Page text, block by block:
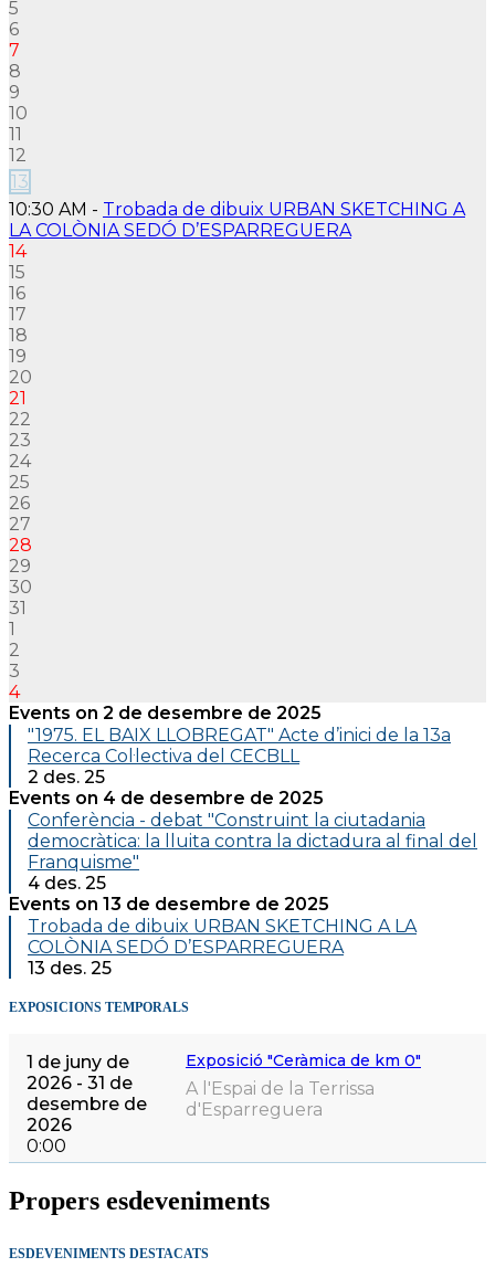
5
6
7
8
9
10
11
12
13
10:30 AM - Trobada de dibuix URBAN SKETCHING A
LA COLÒNIA SEDÓ D’ESPARREGUERA
14
15
16
17
18
19
20
21
22
23
24
25
26
27
28
29
30
31
1
2
3
4
Events on 2 de desembre de 2025
"1975. EL BAIX LLOBREGAT" Acte d’inici de la 13a
Recerca Col·lectiva del CECBLL
2 des. 25
Events on 4 de desembre de 2025
Conferència - debat "Construint la ciutadania
democràtica: la lluita contra la dictadura al final del
Franquisme"
4 des. 25
Events on 13 de desembre de 2025
Trobada de dibuix URBAN SKETCHING A LA
COLÒNIA SEDÓ D’ESPARREGUERA
13 des. 25
EXPOSICIONS TEMPORALS
Exposició "Ceràmica de km 0"
1 de juny de
2026 - 31 de
desembre de
2026
0:00
A l'Espai de la Terrissa
d'Esparreguera
Propers esdeveniments
ESDEVENIMENTS DESTACATS